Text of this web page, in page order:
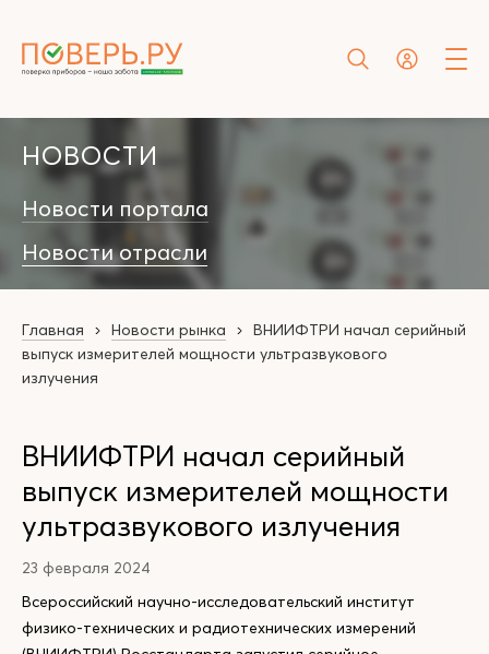
НОВОСТИ
Новости портала
Новости отрасли
Главная Новости рынка
ВНИИФТРИ начал серийный
выпуск измерителей мощности ультразвукового
излучения
ВНИИФТРИ начал серийный
выпуск измерителей мощности
ультразвукового излучения
23 февраля 2024
Всероссийский научно-исследовательский институт
физико-технических и радиотехнических измерений